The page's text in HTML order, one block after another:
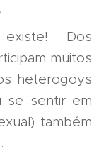
existe! Dos
muitos
heterogoys
se sentir em
também